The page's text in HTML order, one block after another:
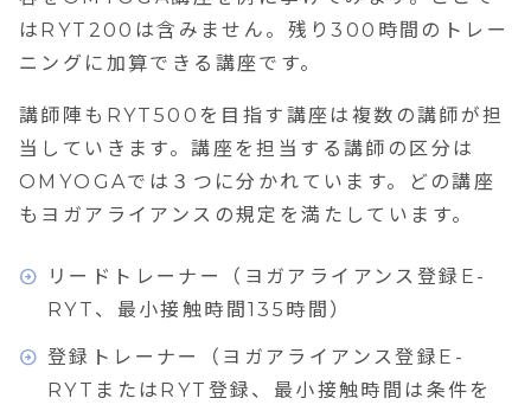
はRYT200は含みません。残り300時間のトレー
ニングに加算できる講座です。
講師陣もRYT500を目指す講座は複数の講師が担
当していきます。講座を担当する講師の区分は
OMYOGAでは３つに分かれています。どの講座
もヨガアライアンスの規定を満たしています。
リードトレーナー（ヨガアライアンス登録E-
RYT、最小接触時間135時間）
登録トレーナー（ヨガアライアンス登録E-
RYTまたはRYT登録、最小接触時間は条件を